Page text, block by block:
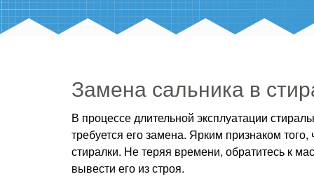
Замена сальника в
В процессе длительной эксплуатации
требуется его замена. Ярким признаком
стиралки. Не теряя времени, обратитесь к
вывести его из строя.